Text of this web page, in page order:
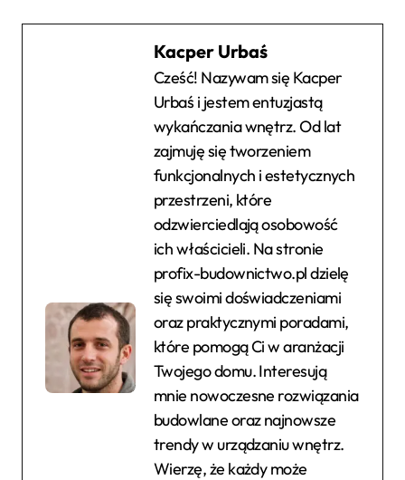
Kacper Urbaś
Cześć! Nazywam się Kacper
Urbaś i jestem entuzjastą
wykańczania wnętrz. Od lat
zajmuję się tworzeniem
funkcjonalnych i estetycznych
przestrzeni, które
odzwierciedlają osobowość
ich właścicieli. Na stronie
profix-budownictwo.pl dzielę
się swoimi doświadczeniami
oraz praktycznymi poradami,
które pomogą Ci w aranżacji
Twojego domu. Interesują
mnie nowoczesne rozwiązania
budowlane oraz najnowsze
trendy w urządzaniu wnętrz.
Wierzę, że każdy może